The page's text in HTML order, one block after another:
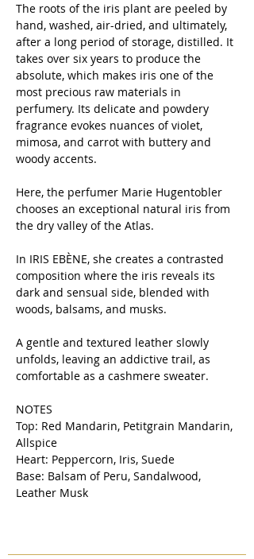
The roots of the iris plant are peeled by
hand, washed, air-dried, and ultimately,
after a long period of storage, distilled. It
takes over six years to produce the
absolute, which makes iris one of the
most precious raw materials in
perfumery. Its delicate and powdery
fragrance evokes nuances of violet,
mimosa, and carrot with buttery and
woody accents.
Here, the perfumer Marie Hugentobler
chooses an exceptional natural iris from
the dry valley of the Atlas.
In IRIS EBÈNE, she creates a contrasted
composition where the iris reveals its
dark and sensual side, blended with
woods, balsams, and musks.
A gentle and textured leather slowly
unfolds, leaving an addictive trail, as
comfortable as a cashmere sweater.
NOTES
Top: Red Mandarin, Petitgrain Mandarin,
Allspice
Heart: Peppercorn, Iris, Suede
Base: Balsam of Peru, Sandalwood,
Leather Musk